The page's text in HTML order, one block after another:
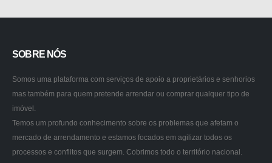
SOBRE NÓS
Somos uma plataforma com serviços de apoio a proprietários e senhorios
mas também para quem pretende arrendar ou comprar qualquer tipo de
imóvel.
Temos um profundo conhecimento sobre os problemas que afetam o
mercado de arrendamento e estamos focados em agilizar todos os
processos e conflitos que surgem. Cobrimos todo o território nacional.